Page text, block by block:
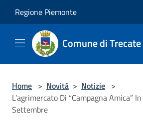
Regione Piemonte
Comune di Trecate
Home > Novità > Notizie >
L’agrimercato Di “Campagna Amica”
Settembre